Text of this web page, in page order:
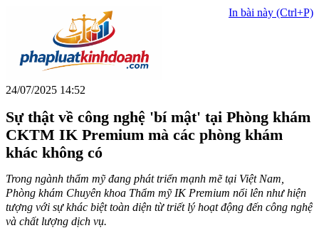
24/07/2025 14:52
In bài này (Ctrl+P)
Sự thật về công nghệ 'bí mật' tại Phòng khám
CKTM IK Premium mà các phòng khám
khác không có
Trong ngành thẩm mỹ đang phát triển mạnh mẽ tại Việt Nam,
Phòng khám Chuyên khoa Thẩm mỹ IK Premium nổi lên như hiện
tượng với sự khác biệt toàn diện từ triết lý hoạt động đến công nghệ
và chất lượng dịch vụ.